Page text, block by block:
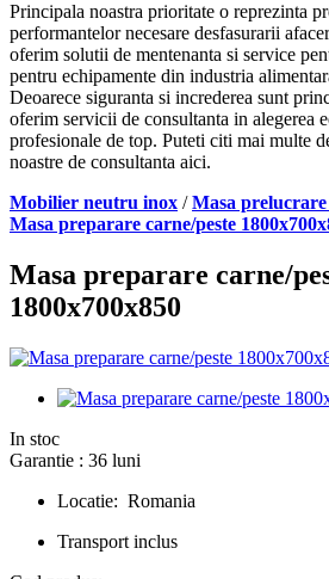
Principala noastra prioritate o reprezinta
performantelor necesare desfasurarii
oferim solutii de mentenanta si service
pentru echipamente din industria
Deoarece siguranta si increderea sunt
oferim servicii de consultanta in alegerea
profesionale de top. Puteti citi mai multe
noastre de consultanta aici.
Mobilier neutru inox /Masa prelucrare
Masa preparare carne/peste
Masa preparare carne/
1800x700x850
In stoc
Garantie : 36 luni
Locatie: Romania
Transport inclus